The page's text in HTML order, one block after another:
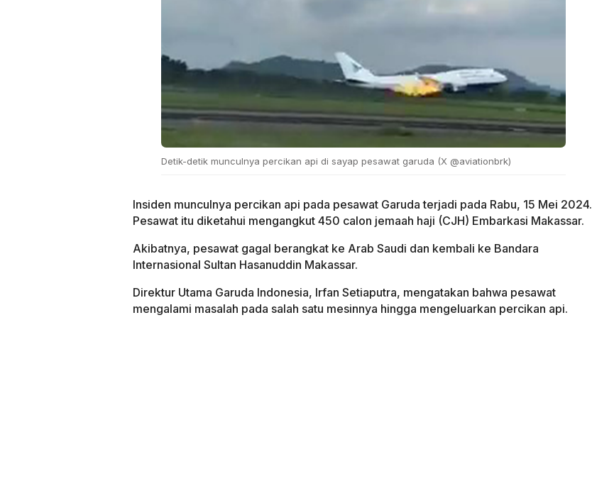
Detik-detik munculnya percikan api di sayap pesawat garuda (X @aviationbrk)
Insiden munculnya percikan api pada pesawat Garuda terjadi pada Rabu, 15 Mei 2024.
Pesawat itu diketahui mengangkut 450 calon jemaah haji (CJH) Embarkasi Makassar.
Akibatnya, pesawat gagal berangkat ke Arab Saudi dan kembali ke Bandara
Internasional Sultan Hasanuddin Makassar.
Direktur Utama Garuda Indonesia, Irfan Setiaputra, mengatakan bahwa pesawat
mengalami masalah pada salah satu mesinnya hingga mengeluarkan percikan api.